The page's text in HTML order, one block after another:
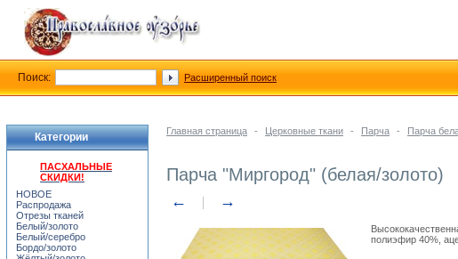
Главная страница - Церковные ткани - Парча - Парча
Парча "Миргород" (белая/золото)
← →
полиэфир 40%,
Категории
ПАСХАЛЬНЫЕ
СКИДКИ!
НОВОЕ
Распродажа
Отрезы тканей
Белый/золото
Белый/серебро
Бордо/золото
Поиск: Расширенный поиск